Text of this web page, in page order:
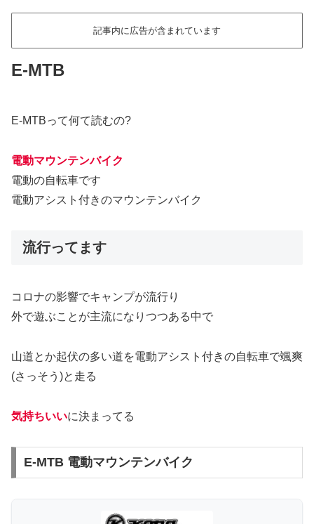
記事内に広告が含まれています
E-MTB
E-MTBって何て読むの?
電動マウンテンバイク
電動の自転車です
電動アシスト付きのマウンテンバイク
流行ってます
コロナの影響でキャンプが流行り
外で遊ぶことが主流になりつつある中で
山道とか起伏の多い道を電動アシスト付きの自転車で颯爽
(さっそう)と走る
気持ちいいに決まってる
E-MTB 電動マウンテンバイク